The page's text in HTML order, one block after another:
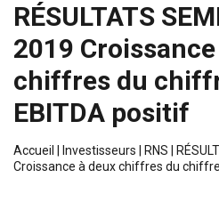
RÉSULTATS
2019
chiffres du
EBITDA positif
Accueil Investisseurs RNS
Croissance à deux chiffres du